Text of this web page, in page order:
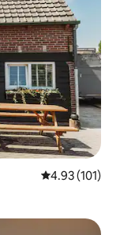
평점 4.93점(5
4.93 (101)